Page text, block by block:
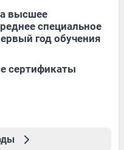
высшее
специальное
год обучения
сертификаты